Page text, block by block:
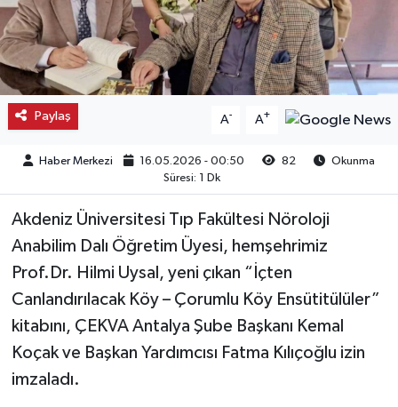
Paylaş A- A+
Haber Merkezi 16.05.2026 - 00:50 82
Okunma
Süresi: 1 Dk
Akdeniz Üniversitesi Tıp Fakültesi Nöroloji
Anabilim Dalı Öğretim Üyesi, hemşehrimiz
Prof.Dr. Hilmi Uysal, yeni çıkan “İçten
Canlandırılacak Köy – Çorumlu Köy Ensütitülüler”
kitabını, ÇEKVA Antalya Şube Başkanı Kemal
Koçak ve Başkan Yardımcısı Fatma Kılıçoğlu izin
imzaladı.
Kargı
Laçin
Mecitözü
Oğuzlar
Ortaköy
Sungurlu
Uğurludağ